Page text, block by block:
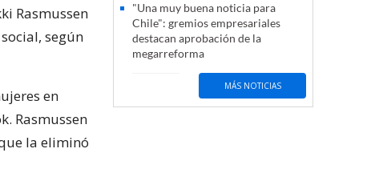
Rasmussen
según
en
Rasmussen
la eliminó
"Una muy buena noticia para
Chile": gremios empresariales
destacan aprobación de la
megarreforma
MÁS NOTICIAS